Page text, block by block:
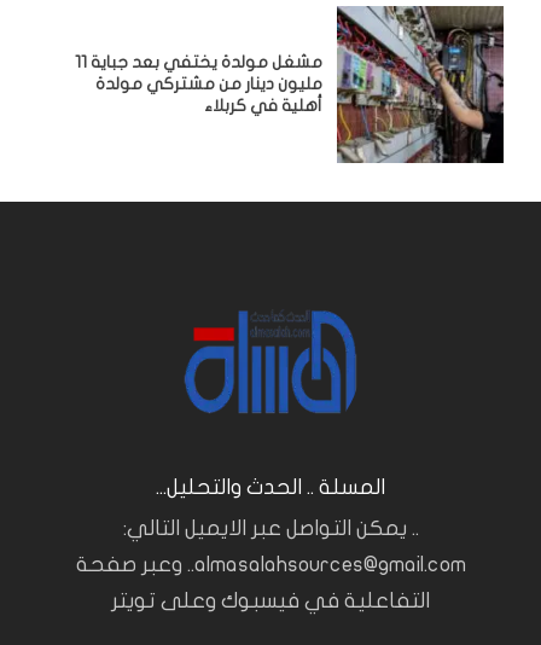
مشغل مولدة يختفي بعد جباية 11
مليون دينار من مشتركي مولدة
أهلية في كربلاء
المسلة .. الحدث والتحليل...
.. يمكن التواصل عبر الايميل التالي:
almasalahsources@gmail.com.. وعبر صفحة
التفاعلية في فيسبوك وعلى تويتر